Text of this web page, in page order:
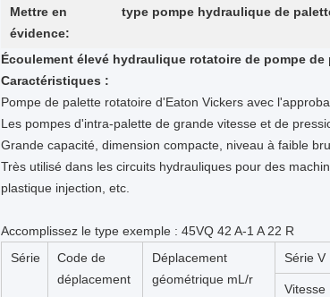
Mettre en
évidence:
type pompe hydraulique de
Écoulement élevé hydraulique rotatoire de pompe
Caractéristiques :
Pompe de palette rotatoire d'Eaton Vickers avec
Les pompes d'intra-palette de grande vitesse et de
Grande capacité, dimension compacte, niveau à faible
Très utilisé dans les circuits hydrauliques pour des
plastique injection, etc.
Accomplissez le type exemple : 45VQ 42 A-1 A 22 R
Série
Code de
déplacement
Déplacement
géométrique mL/r
Série V
Vitesse